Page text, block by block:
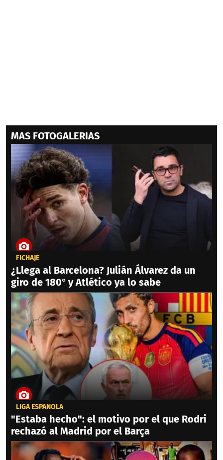
MAS FOTOGALERIAS
FICHAJE
¿Llega al Barcelona? Julián Álvarez da un
giro de 180° y Atlético ya lo sabe
LIGA ESPAÑOLA
"Estaba hecho": el motivo por el que Rodri
rechazó al Madrid por el Barça